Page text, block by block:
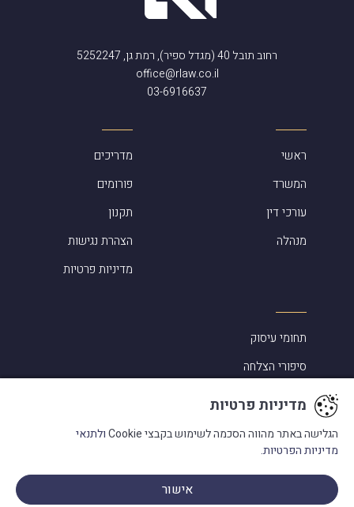
רחוב תובל 40 (מגדל ספיר), רמת גן, 5252247
office@rlaw.co.il
03-6916637
ראשי
המשרד
עורכי דין
מנהלה
מדריכים
פורומים
תקנון
הצהרת נגישות
מדיניות פרטיות
תחומי עיסוק
סיפורי הצלחה
מילון מונחים
בתקשורת
מדיניות פרטיות
הגלישה באתר מהווה הסכמה לשימוש בקבצי Cookie
ולתנאי
מדיניות הפרטיות.
אישור